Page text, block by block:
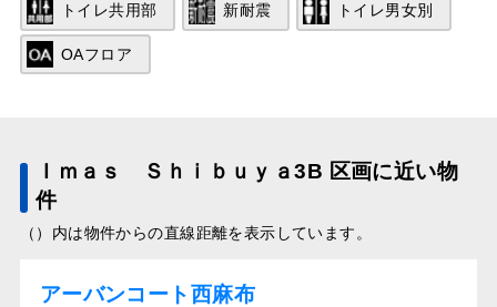
トイレ共用部 新耐震 トイレ男女別
OAフロア
Ｉｍａｓ Ｓｈｉｂｕｙａ3B 区画に近い物
件
（）内は物件からの直線距離を表示しています。
アーバンコート西麻布